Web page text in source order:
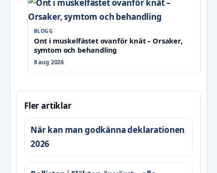
BLOGG
Ont i muskelfästet ovanför knät – Orsaker,
symtom och behandling
8 aug 2026
Fler artiklar
När kan man godkänna deklarationen
2026